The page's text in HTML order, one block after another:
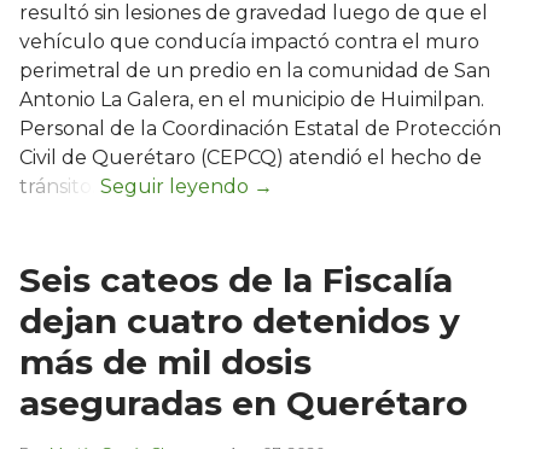
resultó sin lesiones de gravedad luego de que el
vehículo que conducía impactó contra el muro
perimetral de un predio en la comunidad de San
Antonio La Galera, en el municipio de Huimilpan.
Personal de la Coordinación Estatal de Protección
Civil de Querétaro (CEPCQ) atendió el hecho de
tránsito.
Seis cateos de la Fiscalía
dejan cuatro detenidos y
más de mil dosis
aseguradas en Querétaro